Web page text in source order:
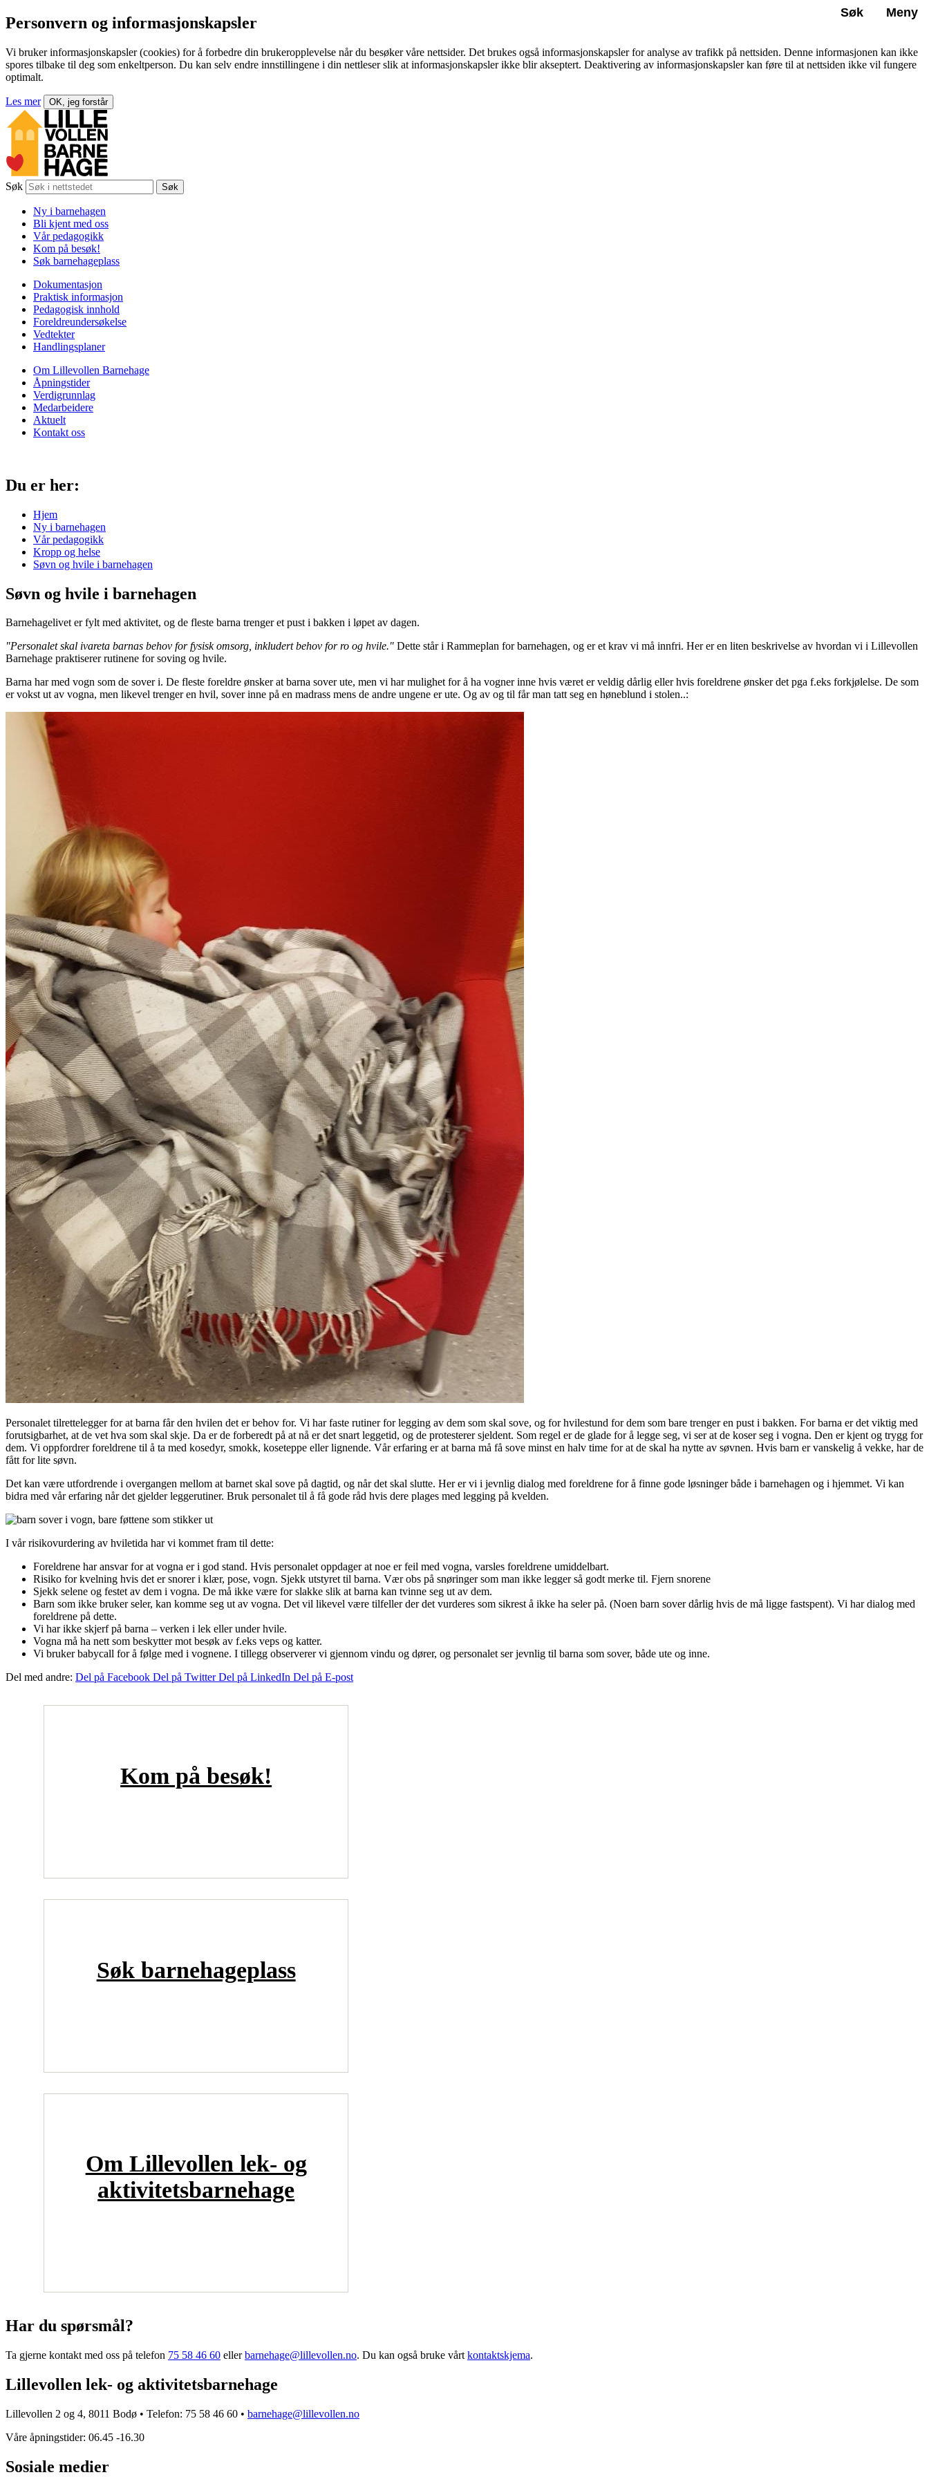
Personvern og informasjonskapsler
Vi bruker informasjonskapsler (cookies) for å forbedre din brukeropplevelse når du besøker våre nettsider. Det brukes også informasjonskapsler for analyse av trafikk på nettsiden. Denne informasjonen kan ikke
spores tilbake til deg som enkeltperson. Du kan selv endre innstillingene i din nettleser slik at informasjonskapsler ikke blir akseptert. Deaktivering av informasjonskapsler kan føre til at nettsiden ikke vil fungere
optimalt.
Les mer OK, jeg forstår
Søk
Søk Søk
Meny
Ny i barnehagen
Bli kjent med oss
Vår pedagogikk
Kom på besøk!
Søk barnehageplass
Dokumentasjon
Praktisk informasjon
Pedagogisk innhold
Foreldreundersøkelse
Vedtekter
Handlingsplaner
Om Lillevollen Barnehage
Åpningstider
Verdigrunnlag
Medarbeidere
Aktuelt
Kontakt oss
Du er her:
Hjem
Ny i barnehagen
Vår pedagogikk
Kropp og helse
Søvn og hvile i barnehagen
Søvn og hvile i barnehagen
Barnehagelivet er fylt med aktivitet, og de fleste barna trenger et pust i bakken i løpet av dagen.
"Personalet skal ivareta barnas behov for fysisk omsorg, inkludert behov for ro og hvile." Dette står i Rammeplan for barnehagen, og er et krav vi må innfri. Her er en liten beskrivelse av hvordan vi i Lillevollen
Barnehage praktiserer rutinene for soving og hvile.
Barna har med vogn som de sover i. De fleste foreldre ønsker at barna sover ute, men vi har mulighet for å ha vogner inne hvis været er veldig dårlig eller hvis foreldrene ønsker det pga f.eks forkjølelse. De som
er vokst ut av vogna, men likevel trenger en hvil, sover inne på en madrass mens de andre ungene er ute. Og av og til får man tatt seg en høneblund i stolen..:
Personalet tilrettelegger for at barna får den hvilen det er behov for. Vi har faste rutiner for legging av dem som skal sove, og for hvilestund for dem som bare trenger en pust i bakken. For barna er det viktig med
forutsigbarhet, at de vet hva som skal skje. Da er de forberedt på at nå er det snart leggetid, og de protesterer sjeldent. Som regel er de glade for å legge seg, vi ser at de koser seg i vogna. Den er kjent og trygg for
dem. Vi oppfordrer foreldrene til å ta med kosedyr, smokk, koseteppe eller lignende. Vår erfaring er at barna må få sove minst en halv time for at de skal ha nytte av søvnen. Hvis barn er vanskelig å vekke, har de
fått for lite søvn.
Det kan være utfordrende i overgangen mellom at barnet skal sove på dagtid, og når det skal slutte. Her er vi i jevnlig dialog med foreldrene for å finne gode løsninger både i barnehagen og i hjemmet. Vi kan
bidra med vår erfaring når det gjelder leggerutiner. Bruk personalet til å få gode råd hvis dere plages med legging på kvelden.
I vår risikovurdering av hviletida har vi kommet fram til dette:
Foreldrene har ansvar for at vogna er i god stand. Hvis personalet oppdager at noe er feil med vogna, varsles foreldrene umiddelbart.
Risiko for kvelning hvis det er snorer i klær, pose, vogn. Sjekk utstyret til barna. Vær obs på snøringer som man ikke legger så godt merke til. Fjern snorene
Sjekk selene og festet av dem i vogna. De må ikke være for slakke slik at barna kan tvinne seg ut av dem.
Barn som ikke bruker seler, kan komme seg ut av vogna. Det vil likevel være tilfeller der det vurderes som sikrest å ikke ha seler på. (Noen barn sover dårlig hvis de må ligge fastspent). Vi har dialog med
foreldrene på dette.
Vi har ikke skjerf på barna – verken i lek eller under hvile.
Vogna må ha nett som beskytter mot besøk av f.eks veps og katter.
Vi bruker babycall for å følge med i vognene. I tillegg observerer vi gjennom vindu og dører, og personalet ser jevnlig til barna som sover, både ute og inne.
Del med andre: Del på Facebook Del på Twitter Del på LinkedIn Del på E-post
Kom på besøk!
Søk barnehageplass
Om Lillevollen lek- og
aktivitetsbarnehage
Har du spørsmål?
Ta gjerne kontakt med oss på telefon 75 58 46 60 ellerbarnehage@lillevollen.no. Du kan også bruke vårt kontaktskjema.
Lillevollen lek- og aktivitetsbarnehage
Lillevollen 2 og 4, 8011 Bodø • Telefon: 75 58 46 60 • barnehage@lillevollen.no
Våre åpningstider: 06.45 -16.30
Sosiale medier